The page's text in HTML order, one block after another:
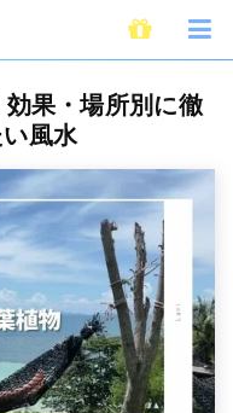
選！効果・場所別に徹底解説！
果・場所別に徹
風水